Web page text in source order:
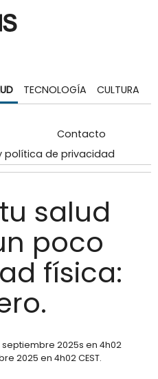
TECNOLOGÍA CULTURA
Contacto
política de privacidad
salud
poco
física:
septiembre 2025s en 4h02
2025 en 4h02 CEST.